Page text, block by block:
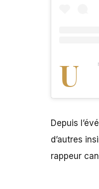
U
Depuis
d’autres
rappeur